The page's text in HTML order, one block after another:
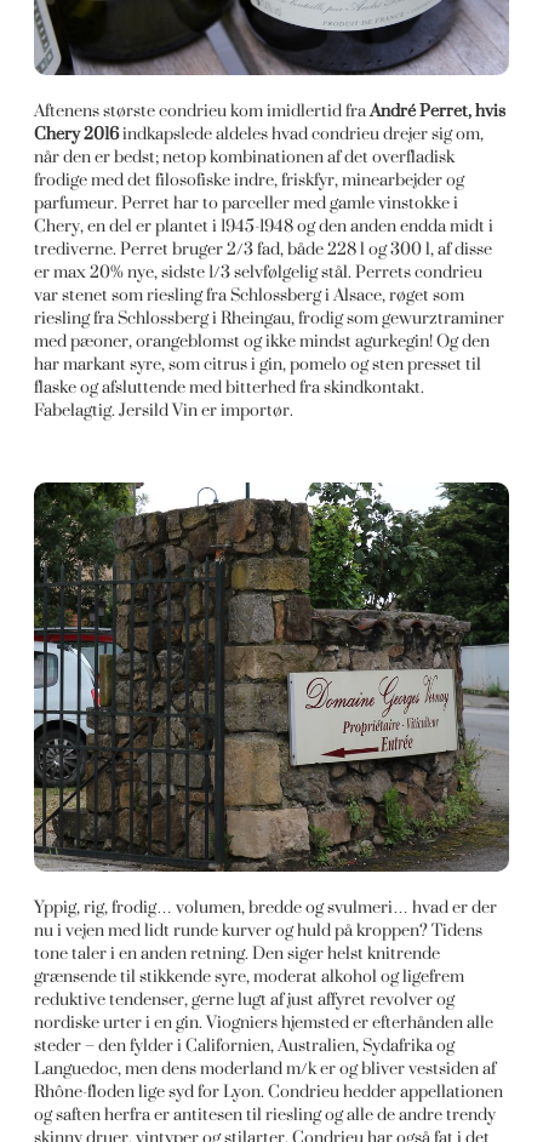
Aftenens største condrieu kom imidlertid fraAndré Perret, hvis
Chery 2016indkapslede aldeles hvad condrieu drejer sig om,
når den er bedst; netop kombinationen af det overfladisk
frodige med det filosofiske indre, friskfyr, minearbejder og
parfumeur. Perret har to parceller med gamle vinstokke i
Chery, en del er plantet i 1945-1948 og den anden endda midt i
trediverne. Perret bruger 2/3 fad, både 228 l og 300 l, af disse
er max 20% nye, sidste 1/3 selvfølgelig stål. Perrets condrieu
var stenet som riesling fra Schlossberg i Alsace, røget som
riesling fra Schlossberg i Rheingau, frodig som gewurztraminer
med pæoner, orangeblomst og ikke mindst agurkegin! Og den
har markant syre, som citrus i gin, pomelo og sten presset til
flaske og afsluttende med bitterhed fra skindkontakt.
Fabelagtig. Jersild Vin er importør.
Yppig, rig, frodig… volumen, bredde og svulmeri… hvad er der
nu i vejen med lidt runde kurver og huld på kroppen? Tidens
tone taler i en anden retning. Den siger helst knitrende
grænsende til stikkende syre, moderat alkohol og ligefrem
reduktive tendenser, gerne lugt af just affyret revolver og
nordiske urter i en gin. Viogniers hjemsted er efterhånden alle
steder – den fylder i Californien, Australien, Sydafrika og
Languedoc, men dens moderland m/k er og bliver vestsiden af
Rhône-floden lige syd for Lyon. Condrieu hedder appellationen
og saften herfra er antitesen til riesling og alle de andre trendy
skinny druer, vintyper og stilarter. Condrieu har også fat i det